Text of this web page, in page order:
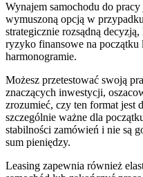
Wynajem samochodu do
wymuszoną opcją w
strategicznie rozsądną
ryzyko finansowe na
harmonogramie.
Możesz przetestować swoją
znaczących inwestycji,
zrozumieć, czy ten format jest
szczególnie ważne dla
stabilności zamówień i nie są
sum pieniędzy.
Leasing zapewnia również